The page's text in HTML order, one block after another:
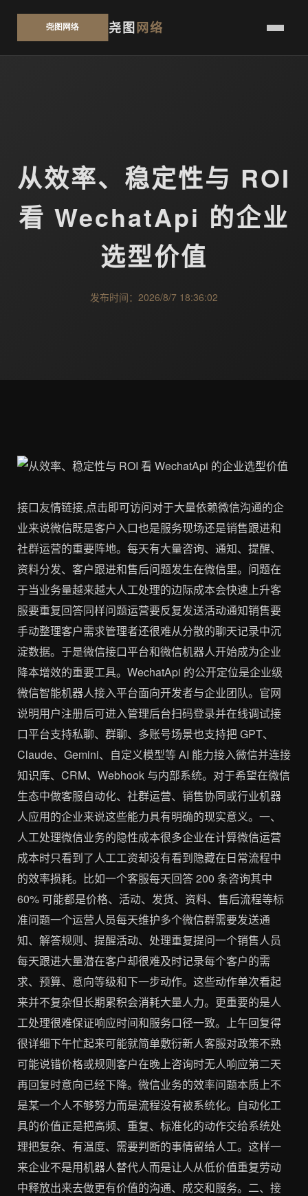
尧图网络
从效率、稳定性与 ROI
看 WechatApi 的企业
选型价值
发布时间：2026/8/7 18:36:02
接口友情链接,点击即可访问对于大量依赖微信沟通的企
业来说微信既是客户入口也是服务现场还是销售跟进和
社群运营的重要阵地。每天有大量咨询、通知、提醒、
资料分发、客户跟进和售后问题发生在微信里。问题在
于当业务量越来越大人工处理的边际成本会快速上升客
服要重复回答同样问题运营要反复发送活动通知销售要
手动整理客户需求管理者还很难从分散的聊天记录中沉
淀数据。于是微信接口平台和微信机器人开始成为企业
降本增效的重要工具。WechatApi 的公开定位是企业级
微信智能机器人接入平台面向开发者与企业团队。官网
说明用户注册后可进入管理后台扫码登录并在线调试接
口平台支持私聊、群聊、多账号场景也支持把 GPT、
Claude、Gemini、自定义模型等 AI 能力接入微信并连接
知识库、CRM、Webhook 与内部系统。对于希望在微信
生态中做客服自动化、社群运营、销售协同或行业机器
人应用的企业来说这些能力具有明确的现实意义。一、
人工处理微信业务的隐性成本很多企业在计算微信运营
成本时只看到了人工工资却没有看到隐藏在日常流程中
的效率损耗。比如一个客服每天回答 200 条咨询其中
60% 可能都是价格、活动、发货、资料、售后流程等标
准问题一个运营人员每天维护多个微信群需要发送通
知、解答规则、提醒活动、处理重复提问一个销售人员
每天跟进大量潜在客户却很难及时记录每个客户的需
求、预算、意向等级和下一步动作。这些动作单次看起
来并不复杂但长期累积会消耗大量人力。更重要的是人
工处理很难保证响应时间和服务口径一致。上午回复得
很详细下午忙起来可能就简单敷衍新人客服对政策不熟
可能说错价格或规则客户在晚上咨询时无人响应第二天
再回复时意向已经下降。微信业务的效率问题本质上不
是某一个人不够努力而是流程没有被系统化。自动化工
具的价值正是把高频、重复、标准化的动作交给系统处
理把复杂、有温度、需要判断的事情留给人工。这样一
来企业不是用机器人替代人而是让人从低价值重复劳动
中释放出来去做更有价值的沟通、成交和服务。二、接